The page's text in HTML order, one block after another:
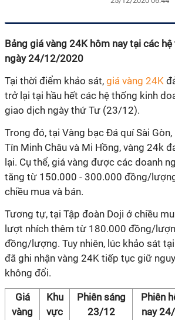
Bảng giá vàng 24K hôm nay tại các
ngày 24/12/2020
Tại thời điểm khảo sát, giá vàng 24K
trở lại tại hầu hết các hệ thống kinh
giao dịch ngày thứ Tư (23/12).
Trong đó, tại Vàng bạc Đá quí Sài
Tín Minh Châu và Mi Hồng, vàng 24k
lại. Cụ thể, giá vàng được các doanh
tăng từ 150.000 - 300.000 đồng/
chiều mua và bán.
Tương tự, tại Tập đoàn Doji ở chiều
lượt nhích thêm từ 180.000 đồng/
đồng/lượng. Tuy nhiên, lúc khảo sát
đã ghi nhận vàng 24K tiếp tục giữ
không đổi.
Giá
vàng
Khu
vực
Phiên sáng
23/12
Phiên
nay